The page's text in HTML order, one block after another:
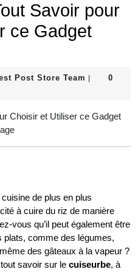
Savoir pour
ce Gadget
Post Store Team Guest
Team
0
de plus en plus
à cuire du riz de manière
vous qu’il peut également être
plats, comme des légumes,
des gâteaux à la vapeur ?
savoir sur le cuiseurbe, à